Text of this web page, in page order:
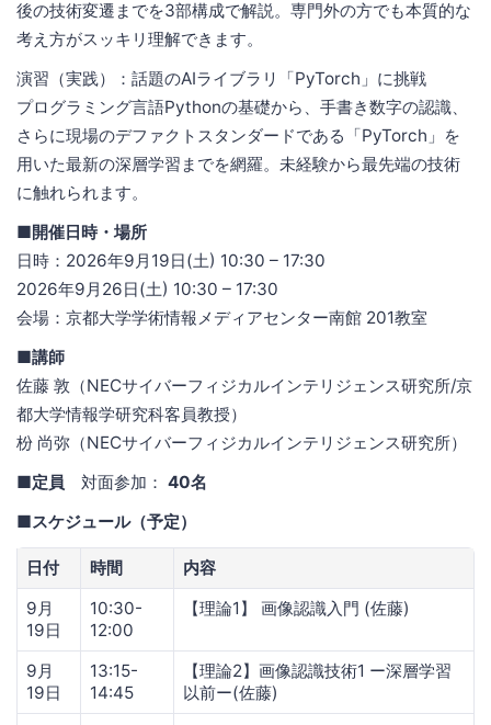
後の技術変遷までを3部構成で解説。専門外の方でも本質的な
考え方がスッキリ理解できます。
演習（実践）：話題のAIライブラリ「PyTorch」に挑戦
プログラミング言語Pythonの基礎から、手書き数字の認識、
さらに現場のデファクトスタンダードである「PyTorch」を
用いた最新の深層学習までを網羅。未経験から最先端の技術
に触れられます。
■開催日時・場所
日時：2026年9月19日(土) 10:30 – 17:30
2026年9月26日(土) 10:30 – 17:30
会場：京都大学学術情報メディアセンター南館 201教室
■講師
佐藤 敦（NECサイバーフィジカルインテリジェンス研究所/京
都大学情報学研究科客員教授）
枌 尚弥（NECサイバーフィジカルインテリジェンス研究所）
■定員 対面参加： 40名
■スケジュール（予定）
日付 時間
内容
9月
19日
10:30-
12:00
【理論1】 画像認識入門 (佐藤)
9月
19日
13:15-
14:45
【理論2】画像認識技術1 ー深層学習
以前ー(佐藤)